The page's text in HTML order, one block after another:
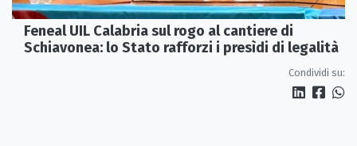
Feneal UIL Calabria sul rogo al cantiere di
Schiavonea: lo Stato rafforzi i presìdi di legalità
Condividi su: